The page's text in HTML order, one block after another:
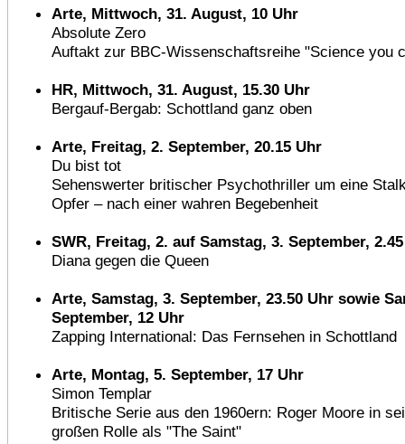
Arte, Mittwoch, 31. August, 10 Uhr
Absolute Zero
Auftakt zur BBC-Wissenschaftsreihe "Science you
HR, Mittwoch, 31. August, 15.30 Uhr
Bergauf-Bergab: Schottland ganz oben
Arte, Freitag, 2. September, 20.15 Uhr
Du bist tot
Sehenswerter britischer Psychothriller um eine
Opfer – nach einer wahren Begebenheit
SWR, Freitag, 2. auf Samstag, 3. September,
Diana gegen die Queen
Arte, Samstag, 3. September, 23.50 Uhr sowie
September, 12 Uhr
Zapping International: Das Fernsehen in Schottland
Arte, Montag, 5. September, 17 Uhr
Simon Templar
Britische Serie aus den 1960ern: Roger Moore in
großen Rolle als "The Saint"